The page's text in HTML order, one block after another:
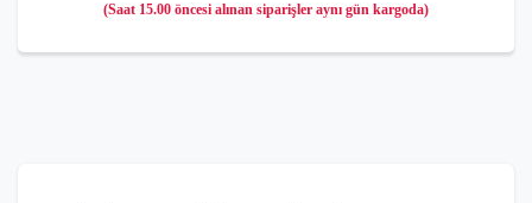
(Saat 15.00 öncesi alınan siparişler aynı gün kargoda)